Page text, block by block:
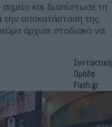
και διαπίστωσε τη
την αποκατάσταση της
άρχισε σταδιακά να
Συντακτική
Ομάδα
Flash.gr